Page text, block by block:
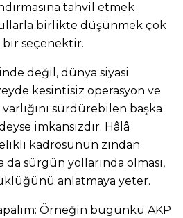
tahvil etmek
birlikte düşünmek çok
seçenektir.
değil, dünya siyasi
kesintisiz operasyon ve
sürdürebilen başka
imkansızdır. Hâlâ
kadrosunun zindan
da sürgün yollarında olması,
anlatmaya yeter.
Örneğin bugünkü AKP